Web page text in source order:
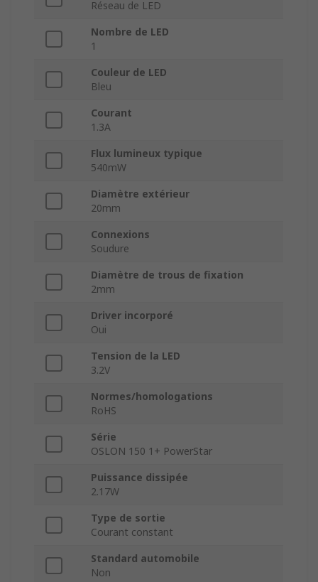
Réseau de LED
Nombre de LED
1
Couleur de LED
Bleu
Courant
1.3A
Flux lumineux typique
540mW
Diamètre extérieur
20mm
Connexions
Soudure
Diamètre de trous de fixation
2mm
Driver incorporé
Oui
Tension de la LED
3.2V
Normes/homologations
RoHS
Série
OSLON 150 1+ PowerStar
Puissance dissipée
2.17W
Type de sortie
Courant constant
Standard automobile
Non